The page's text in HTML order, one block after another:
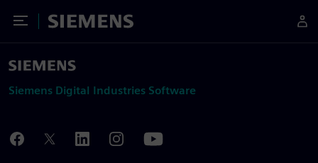
Toggle Menu
Siemens
Siemens Digital Industries Software